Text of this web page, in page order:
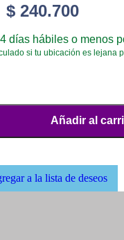
$240.700
días hábiles o menos
si tu ubicación es lejana
Añadir al
a la lista de deseos